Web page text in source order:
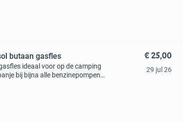
butaan gasfles
ideaal voor op de camping
bij bijna alle benzinepompen
€ 25,00
29 jul 26